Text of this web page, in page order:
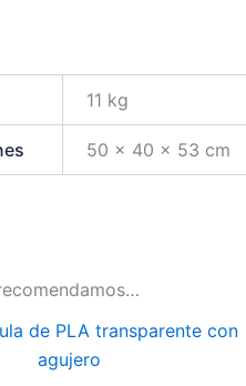
11 kg
50 × 40 × 53 cm